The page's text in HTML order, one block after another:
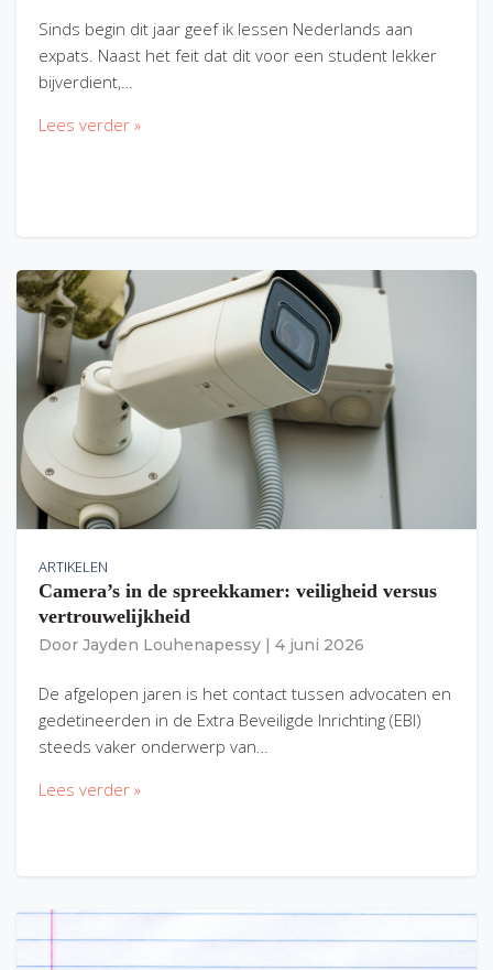
Sinds begin dit jaar geef ik lessen Nederlands aan
expats. Naast het feit dat dit voor een student lekker
bijverdient,…
Lees verder »
ARTIKELEN
Camera’s in de spreekkamer: veiligheid versus
vertrouwelijkheid
Door Jayden Louhenapessy 4 juni 2026
De afgelopen jaren is het contact tussen advocaten en
gedetineerden in de Extra Beveiligde Inrichting (EBI)
steeds vaker onderwerp van…
Lees verder »